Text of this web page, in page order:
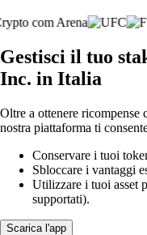
Gestisci il tuo
Inc. in Italia
Oltre a ottenere
nostra piattaforma ti
Conservare i tuoi
Sbloccare i vantaggi
Utilizzare i tuoi asset
supportati).
Scarica l'app